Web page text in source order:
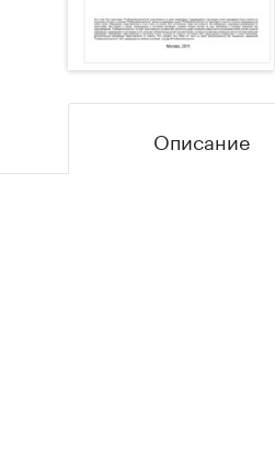
Описание